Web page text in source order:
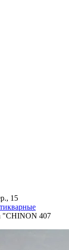
15
"CHINON 407